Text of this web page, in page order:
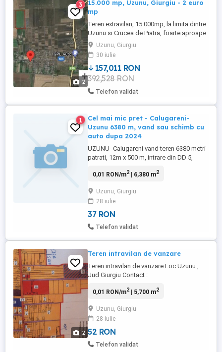
2
3
15.000 mp, Uzunu, Giurgiu - 2 euro
mp
Teren extravilan, 15.000mp, la limita dintre
Uzunu si Crucea de Piatra, foarte aproape
de E85, 34 km de Bucuresti, 26 km de
Giurgiu. Ideal camp fotovoltaic. Exista
retea fotovoltaica si de distributie alaturi.
Uzunu, Giurgiu
30 iulie
157,011 RON
392,528 RON
Telefon validat
1
Cel mai mic pret - Calugareni-
Uzunu 6380 m, vand sau schimb cu
auto dupa 2024
UZUNU- Calugareni vand teren 6380 metri
patrati, 12m x 500 m, intrare din DD 5,
35 km de Bucuresti - Giurgiu. Acte OK, Pret
0,01 RON/m2| 6,380 m2
Uzunu, Giurgiu
28 iulie
37 RON
Telefon validat
2
Teren intravilan de vanzare
Teren intravilan de vanzare Loc Uzunu ,
Jud Giurgiu Contact :
0,01 RON/m2| 5,700 m2
Uzunu, Giurgiu
28 iulie
52 RON
Telefon validat